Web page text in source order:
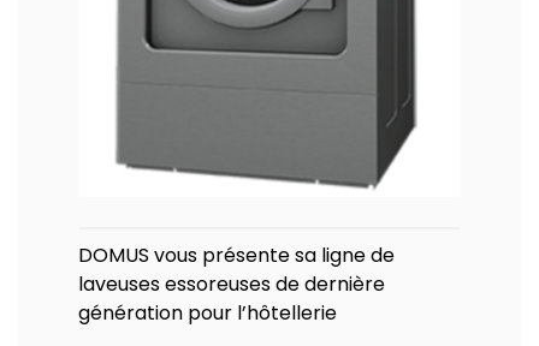
DOMUS vous présente sa ligne de
laveuses essoreuses de dernière
génération pour l’hôtellerie